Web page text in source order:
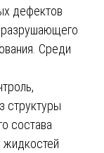
дефектов
Среди
структуры
состава
жидкостей